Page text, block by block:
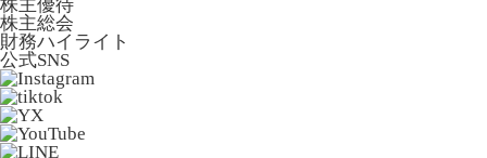
株主優待
株主総会
財務ハイライト
公式SNS